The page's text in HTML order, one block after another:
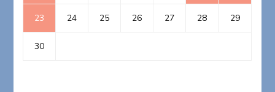
23 24 25 26 27 28 29
30